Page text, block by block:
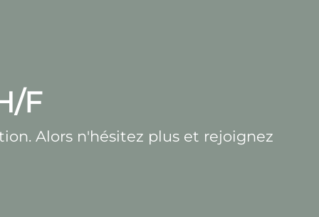
F
Alors n'hésitez plus et rejoignez